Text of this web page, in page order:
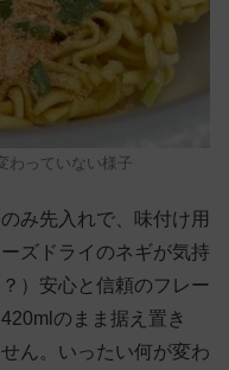
わっていない様子
み先入れで、味付け用
ズドライのネギが気持
）安心と信頼のフレー
のまま据え置き
ん。いったい何が変わ